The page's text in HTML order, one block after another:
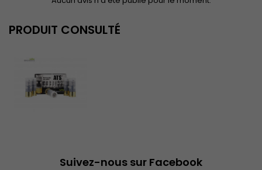
PRODUIT CONSULTÉ
Suivez-nous sur Facebook